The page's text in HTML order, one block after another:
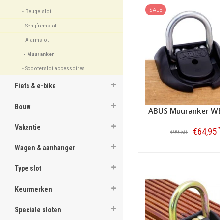
- Beugelslot
- Schijfremslot
- Alarmslot
- Muuranker
- Scooterslot accessoires
Fiets & e-bike
Bouw
Vakantie
Wagen & aanhanger
Type slot
Keurmerken
Speciale sloten
Bevestig de bouten, sla
Voor binnen en buiten,
Een muuranker kan
'slot' - check dit wel even
bijvoorbeeld een
Met decombinatie van
motor, fiets, zelfs
Een muuranker of
vóór 22.00 uuren uw
SALE
ABUS Muuranker
€99,50 €64,95 *